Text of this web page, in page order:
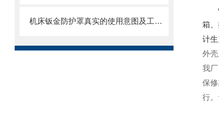
机床钣金防护罩真实的使用意图及工艺过程是怎么样的
钣
箱
计
外
我
保
行